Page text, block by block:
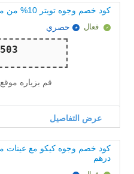
كود خصم وجوه تويتر 10% من متجر Wojooh السعودية
فعال حصري
قم بزياره موقع
عرض التفاصيل
درهم